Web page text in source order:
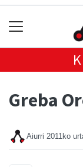
Greba
Aiurri 2011ko